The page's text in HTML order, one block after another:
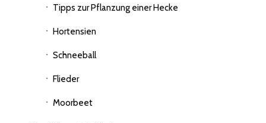
Tipps zur Pflanzung einer Hecke
Hortensien
Schneeball
Flieder
Moorbeet